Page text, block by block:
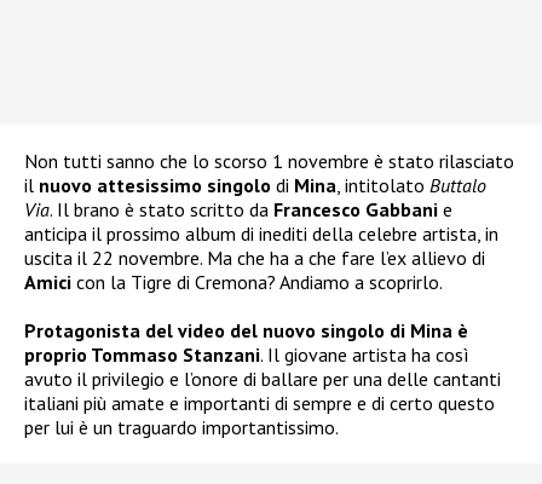
Non tutti sanno che lo scorso 1 novembre è stato rilasciato
il nuovo attesissimo singolo di Mina, intitolato Buttalo
Via. Il brano è stato scritto da Francesco Gabbani e
anticipa il prossimo album di inediti della celebre artista, in
uscita il 22 novembre. Ma che ha a che fare l’ex allievo di
Amici con la Tigre di Cremona? Andiamo a scoprirlo.
Protagonista del video del nuovo singolo di Mina è
proprio Tommaso Stanzani. Il giovane artista ha così
avuto il privilegio e l’onore di ballare per una delle cantanti
italiani più amate e importanti di sempre e di certo questo
per lui è un traguardo importantissimo.